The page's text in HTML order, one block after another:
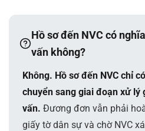
Hồ sơ đến NVC có
vấn không?
Không. Hồ sơ đến NVC chỉ
chuyển sang giai đoạn xử lý
vấn. Đương đơn vẫn phải
giấy tờ dân sự và chờ NVC